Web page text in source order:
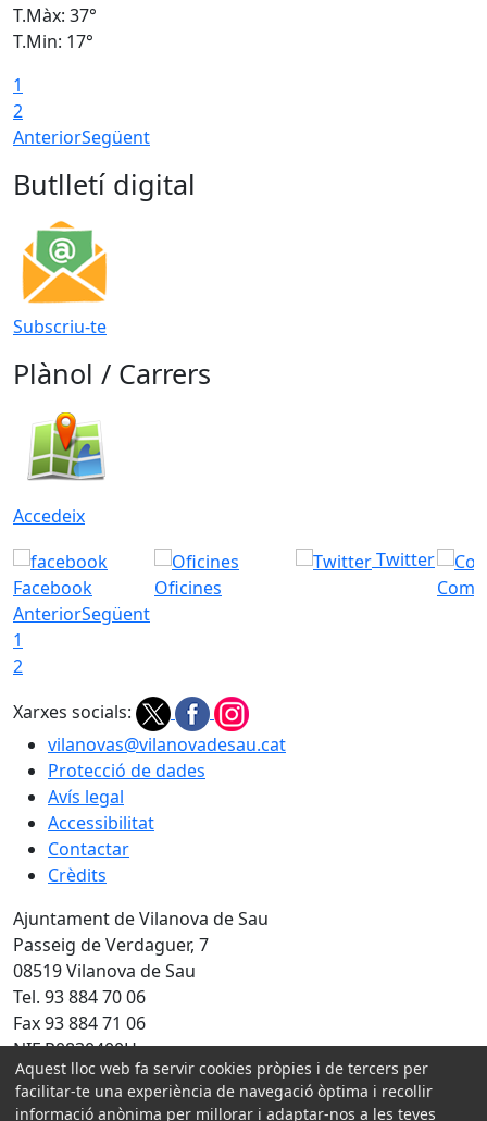
T.Màx: 37°
T.Min: 17°
1
2
AnteriorSegüent
Butlletí digital
Subscriu-te
Plànol / Carrers
Accedeix
Facebook Oficines
Twitter
Com
AnteriorSegüent
1
2
Xarxes socials:
vilanovas@vilanovadesau.cat
Protecció de dades
Avís legal
Accessibilitat
Contactar
Crèdits
Ajuntament de Vilanova de Sau
Passeig de Verdaguer, 7
08519 Vilanova de Sau
Tel. 93 884 70 06
Fax 93 884 71 06
NIF P0830400H
Amb la col·laboració de:
Aquest lloc web fa servir cookies pròpies i de tercers per
facilitar-te una experiència de navegació òptima i recollir
informació anònima per millorar i adaptar-nos a les teves